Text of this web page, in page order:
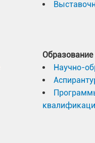
Образование
Научно-